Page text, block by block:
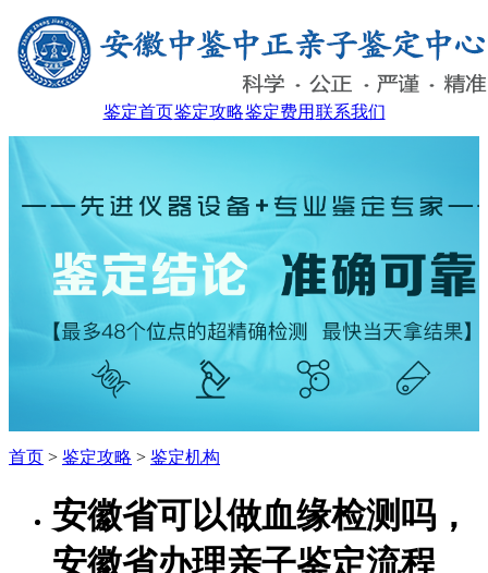
鉴定首页鉴定攻略鉴定费用 联系我们
首页 > 鉴定攻略 > 鉴定机构
安徽省可以做血缘检测吗，
安徽省办理亲子鉴定流程